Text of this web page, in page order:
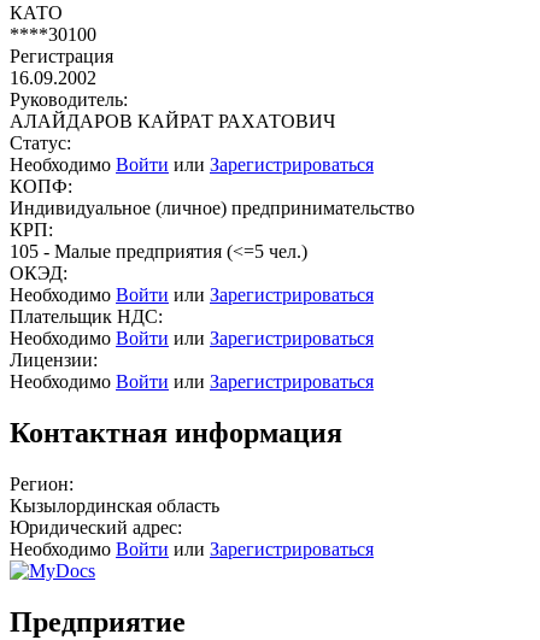
КАТО
****30100
Регистрация
16.09.2002
Руководитель:
АЛАЙДАРОВ КАЙРАТ РАХАТОВИЧ
Статус:
Необходимо Войти или Зарегистрироваться
КОПФ:
Индивидуальное (личное) предпринимательство
КРП:
105 - Малые предприятия (<=5 чел.)
ОКЭД:
Необходимо Войти или Зарегистрироваться
Плательщик НДС:
Необходимо Войти или Зарегистрироваться
Лицензии:
Необходимо Войти или Зарегистрироваться
Контактная информация
Регион:
Кызылординская область
Юридический адрес:
Необходимо Войти или Зарегистрироваться
Предприятие